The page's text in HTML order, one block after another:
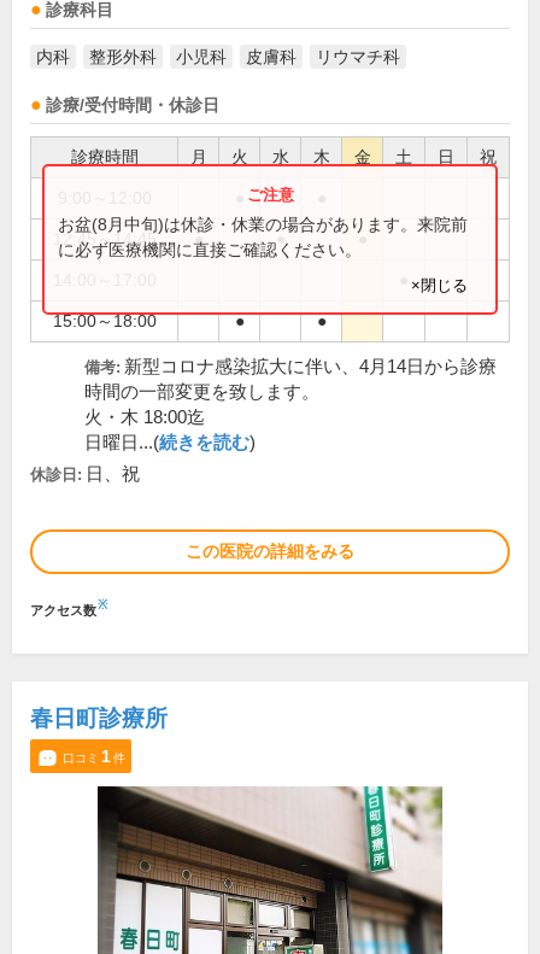
診療科目
内科 整形外科 小児科 皮膚科 リウマチ科
診療/受付時間・休診日
診療時間 月 火 水 木 金 土 日 祝
12:45～14:45 ● ● ●
15:00～18:00 ● ●
お盆(8月中旬)は休診・休業の場合があります。来院前
に必ず医療機関に直接ご確認ください。
×閉じる
備考: 新型コロナ感染拡大に伴い、4月14日から診療
時間の一部変更を致します。
火・木 18:00迄
日曜日...(続きを読む)
休診日: 日、祝
この医院の詳細をみる
アクセス数※
春日町診療所
口コミ 1件